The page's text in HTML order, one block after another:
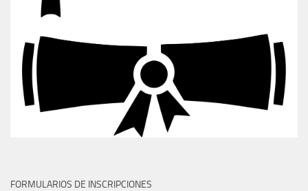
FORMULARIOS DE INSCRIPCIONES